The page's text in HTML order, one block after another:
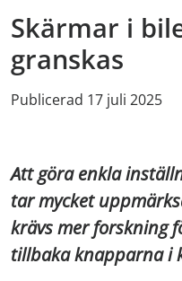
Skärmar i
granskas
Publicerad 17 juli 2025
Att göra enkla
tar mycket
krävs mer forskning
tillbaka knapparna i